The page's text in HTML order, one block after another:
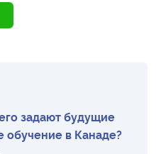
задают будущие
в Канаде?